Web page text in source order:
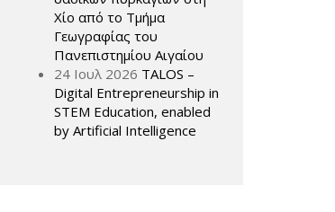
Χίο από το Τμήμα
Γεωγραφίας του
Πανεπιστημίου Αιγαίου
24 Ιουλ 2026 TALOS –
Digital Entrepreneurship in
STEM Education, enabled
by Artificial Intelligence